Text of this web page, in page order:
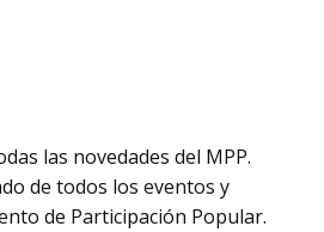
las novedades del MPP.
de todos los eventos y
de Participación Popular.